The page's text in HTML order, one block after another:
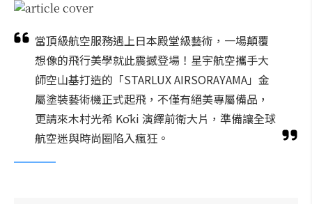
當頂級航空服務遇上日本殿堂級藝術，一場顛覆
想像的飛行美學就此震撼登場！星宇航空攜手大
師空山基打造的「STARLUX AIRSORAYAMA」金
屬塗裝藝術機正式起飛，不僅有絕美專屬備品，
更請來木村光希 Kōki 演繹前衛大片，準備讓全球
航空迷與時尚圈陷入瘋狂。